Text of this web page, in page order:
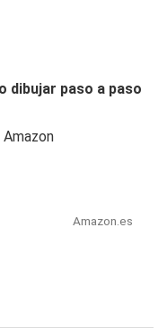
dibujar paso a paso
Amazon.es